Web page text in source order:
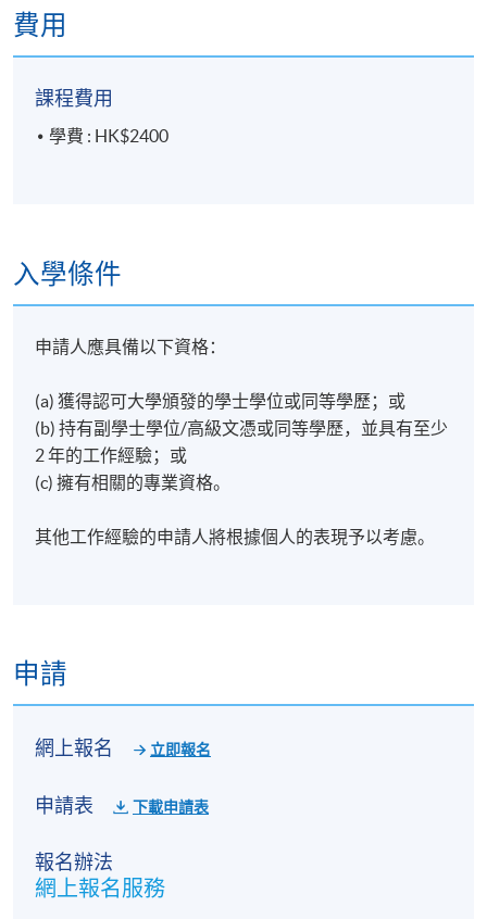
6.「極速上市」實戰營：在60分鐘內運用所學工具
鏈，產出包含英雄海報、數字人介紹及短片的全套廣
告。
Target Audience (
數位行銷人員/社交媒體經理：
中小企/電商創業者：欲自主產出高質素產品演示，
降低外包成本者。
內容創作者/初級行銷者：
者。
日期 / 時間
逢周日，10:00am - 6:00pm
費用
課程費用
學費 : HK$2400
入學條件
申請人應具備以下資格：
(a) 獲得認可大學頒發的學士學位或同等學歷；或
(b) 持有副學士學位/高級文憑或同等學歷，並具有至少
2 年的工作經驗；或
(c) 擁有相關的專業資格。
其他工作經驗的申請人將根據個人的表現予以考慮。
申請
網上報名 立即報名
申請表 下載申請表
報名辦法
網上報名服務